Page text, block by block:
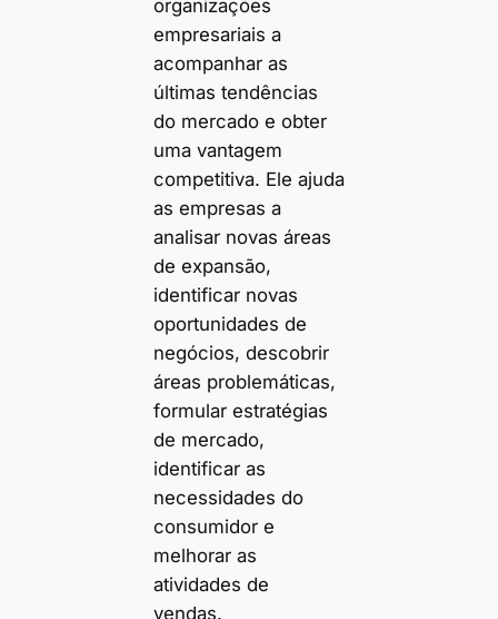
organizações
empresariais a
acompanhar as
últimas tendências
do mercado e obter
uma vantagem
competitiva. Ele ajuda
as empresas a
analisar novas áreas
de expansão,
identificar novas
oportunidades de
negócios, descobrir
áreas problemáticas,
formular estratégias
de mercado,
identificar as
necessidades do
consumidor e
melhorar as
atividades de
vendas.